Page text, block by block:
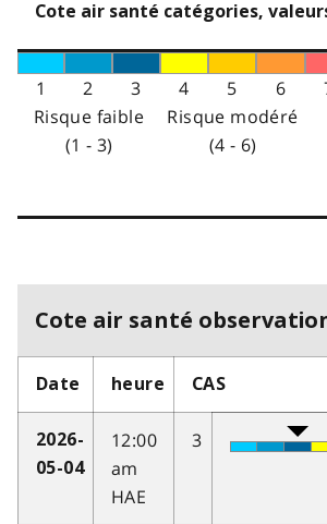
Cote air santé catégories,
1 2 3 4 5 6
Risque faible
(1 - 3)
Risque modéré
(4 - 6)
Cote air santé
Date heure CAS
2026-
05-04
12:00
am
HAE
3